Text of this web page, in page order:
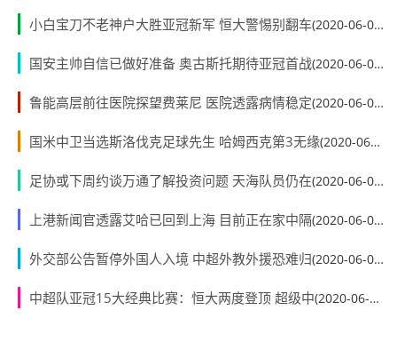
小白宝刀不老神户大胜亚冠新军 恒大警惕别翻车(2020-06-01)
国安主帅自信已做好准备 奥古斯托期待亚冠首战(2020-06-01)
鲁能高层前往医院探望费莱尼 医院透露病情稳定(2020-06-01)
国米中卫当选斯洛伐克足球先生 哈姆西克第3无缘(2020-06-01)
足协或下周约谈万通了解投资问题 天海队员仍在(2020-06-01)
上港新闻官透露艾哈已回到上海 目前正在家中隔(2020-06-01)
外交部公告暂停外国人入境 中超外教外援恐难归(2020-06-01)
中超队亚冠15大经典比赛：恒大两度登顶 超级中(2020-06-01)